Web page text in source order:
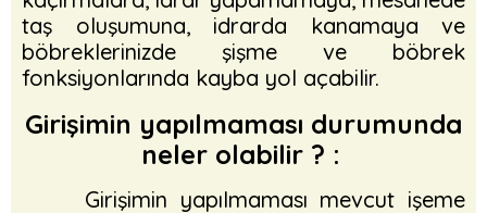
taş oluşumuna, idrarda kanamaya ve
böbreklerinizde şişme ve böbrek
fonksiyonlarında kayba yol açabilir.
Girişimin yapılmaması durumunda
neler olabilir ? :
Girişimin yapılmaması mevcut işeme